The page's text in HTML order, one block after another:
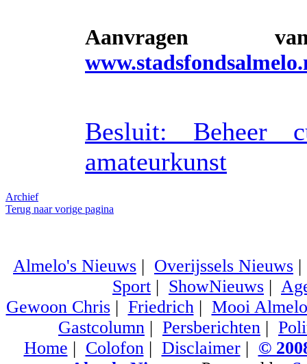
Aanvragen
Besluit: Beheer
amateurkunst
Archief
Terug naar vorige pagina
Almelo's Nieuws | Overijssels Nieuws
Sport | ShowNieuws |
Gewoon Chris| Friedrich| Mooi Almelo
Gastcolumn | Persberichten |
Home | Colofon| Disclaimer| ©